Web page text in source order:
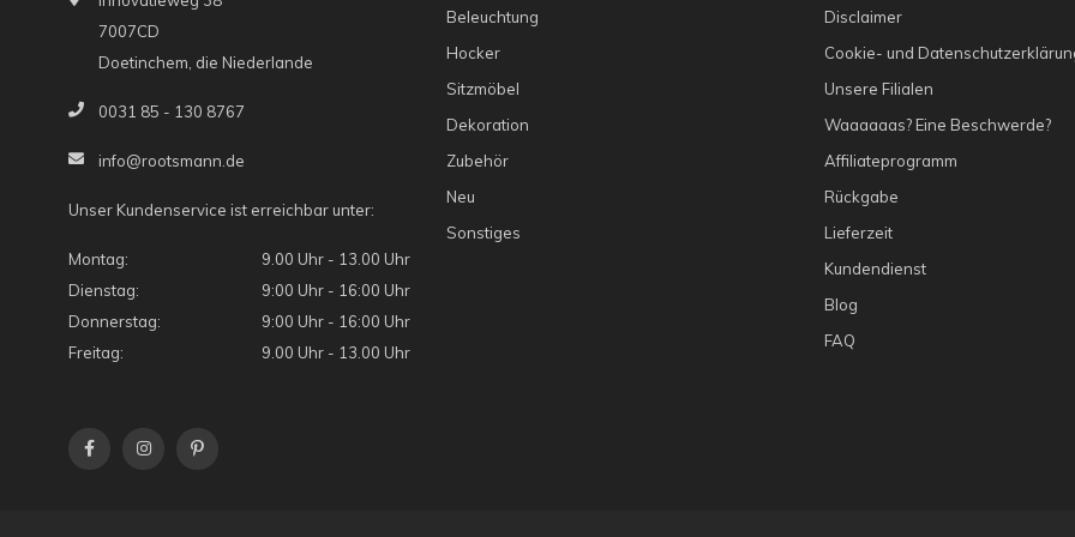
7007CD
Doetinchem, die Niederlande
0031 85 - 130 8767
info@rootsmann.de
Unser Kundenservice ist erreichbar unter:
Montag:
9.00 Uhr - 13.00 Uhr
Dienstag:
9:00 Uhr - 16:00 Uhr
Donnerstag:
9:00 Uhr - 16:00 Uhr
Freitag:
9.00 Uhr - 13.00 Uhr
Beleuchtung
Hocker
Sitzmöbel
Dekoration
Zubehör
Neu
Sonstiges
Disclaimer
Cookie- und
Unsere Filialen
Waaaaaas? Eine Beschwerde?
Affiliateprogramm
Rückgabe
Lieferzeit
Kundendienst
Blog
FAQ